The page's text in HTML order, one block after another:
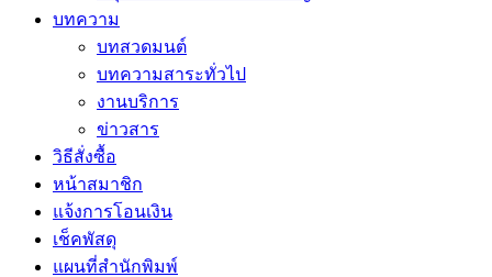
บทความ
บทสวดมนต์
บทความสาระทั่วไป
งานบริการ
ข่าวสาร
วิธีสั่งซื้อ
หน้าสมาชิก
แจ้งการโอนเงิน
เช็คพัสดุ
แผนที่สำนักพิมพ์